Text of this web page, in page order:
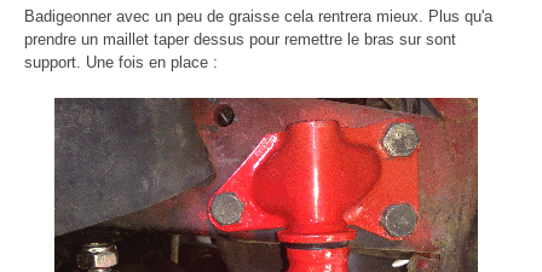
Badigeonner avec un peu de graisse cela rentrera mieux. Plus qu'a
prendre un maillet taper dessus pour remettre le bras sur sont
support. Une fois en place :